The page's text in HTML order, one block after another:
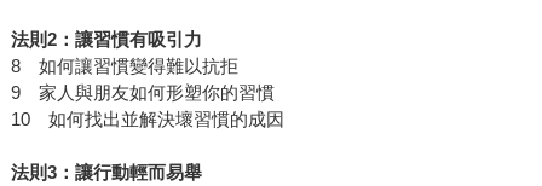
法則2：讓習慣有吸引力
8 如何讓習慣變得難以抗拒
9 家人與朋友如何形塑你的習慣
10 如何找出並解決壞習慣的成因
法則3：讓行動輕而易舉